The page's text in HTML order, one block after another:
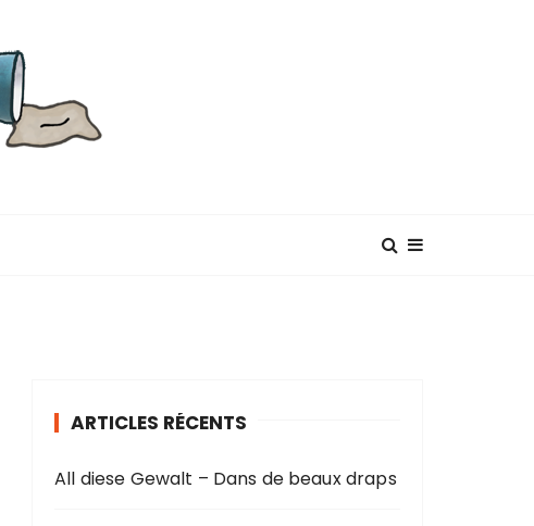
ARTICLES RÉCENTS
All diese Gewalt – Dans de beaux draps